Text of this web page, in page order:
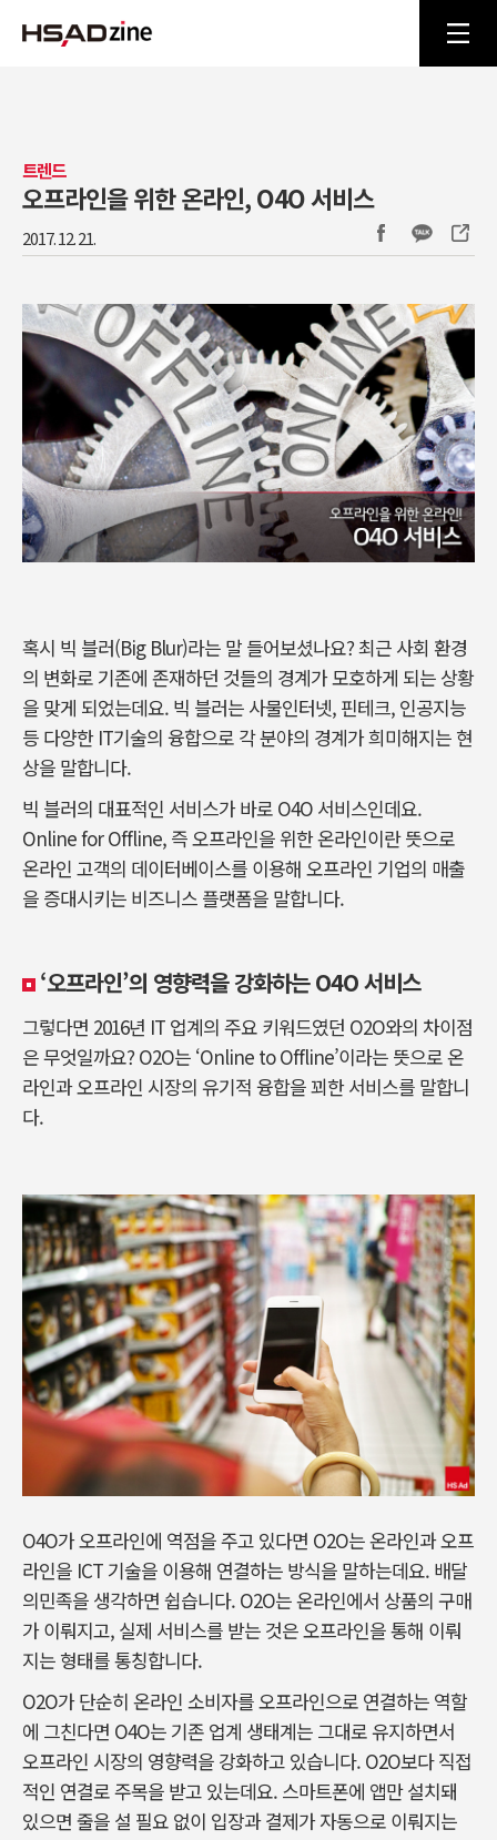
트렌드
오프라인을 위한 온라인, O4O 서비스
2017. 12. 21.
혹시 빅 블러(Big Blur)라는 말 들어보셨나요? 최근 사회 환경
의 변화로 기존에 존재하던 것들의 경계가 모호하게 되는 상황
을 맞게 되었는데요. 빅 블러는 사물인터넷, 핀테크, 인공지능
등 다양한 IT기술의 융합으로 각 분야의 경계가 희미해지는 현
상을 말합니다.
빅 블러의 대표적인 서비스가 바로 O4O 서비스인데요.
Online for Offline, 즉 오프라인을 위한 온라인이란 뜻으로
온라인 고객의 데이터베이스를 이용해 오프라인 기업의 매출
을 증대시키는 비즈니스 플랫폼을 말합니다.
‘오프라인’의 영향력을 강화하는 O4O 서비스
그렇다면 2016년 IT 업계의 주요 키워드였던 O2O와의 차이점
은 무엇일까요? O2O는 ‘Online to Offline’이라는 뜻으로 온
라인과 오프라인 시장의 유기적 융합을 꾀한 서비스를 말합니
다.
O4O가 오프라인에 역점을 주고 있다면 O2O는 온라인과 오프
라인을 ICT 기술을 이용해 연결하는 방식을 말하는데요. 배달
의민족을 생각하면 쉽습니다. O2O는 온라인에서 상품의 구매
가 이뤄지고, 실제 서비스를 받는 것은 오프라인을 통해 이뤄
지는 형태를 통칭합니다.
O2O가 단순히 온라인 소비자를 오프라인으로 연결하는 역할
에 그친다면 O4O는 기존 업계 생태계는 그대로 유지하면서
오프라인 시장의 영향력을 강화하고 있습니다. O2O보다 직접
적인 연결로 주목을 받고 있는데요. 스마트폰에 앱만 설치돼
있으면 줄을 설 필요 없이 입장과 결제가 자동으로 이뤄지는